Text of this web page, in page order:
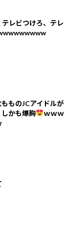
テレビつけろ、テレ
もものJCアイドルが
かも爆胸
ｗｗｗ